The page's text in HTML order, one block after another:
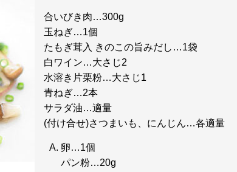
合いびき肉…300g
玉ねぎ…1個
たもぎ茸入 きのこの旨みだし…1袋
白ワイン…大さじ2
水溶き片栗粉…大さじ1
青ねぎ…2本
サラダ油…適量
(付け合せ)さつまいも、にんじん…各適量
卵…1個
パン粉…20g